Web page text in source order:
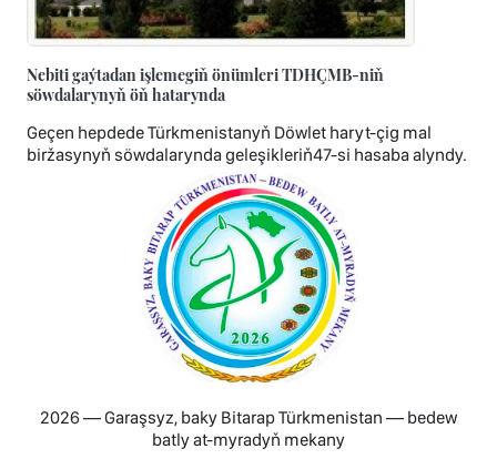
Nebiti gaýtadan işlemegiň önümleri TDHÇMB-niň
söwdalarynyň öň hatarynda
Geçen hepdede Türkmenistanyň Döwlet haryt-çig mal
biržasynyň söwdalarynda geleşikleriň47-si hasaba alyndy.
2026 — Garaşsyz, baky Bitarap Türkmenistan — bedew
batly at-myradyň mekany